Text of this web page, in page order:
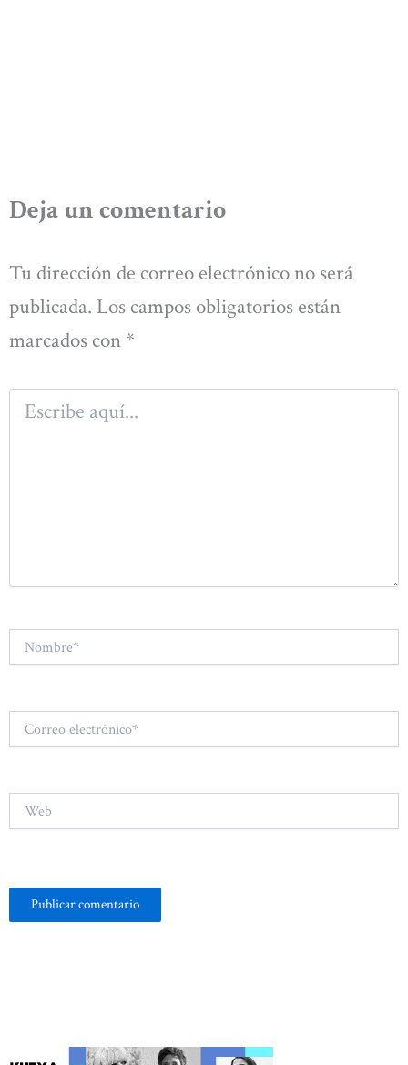
Deja un comentario
Tu dirección de correo electrónico no será
publicada. Los campos obligatorios están
marcados con *
Escribe
aquí...
electrónico*